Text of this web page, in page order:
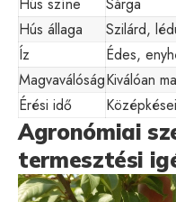
Hús állaga
Szilárd,
Íz
Édes,
MagvaválóságKiválóan
Érési idő
Agronómiai
termesztési